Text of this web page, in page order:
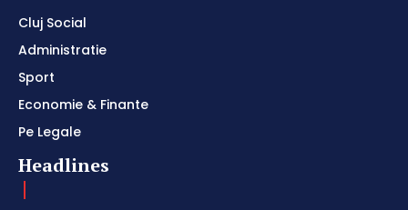
Cluj Social
Administratie
Sport
Economie & Finante
Pe Legale
Headlines